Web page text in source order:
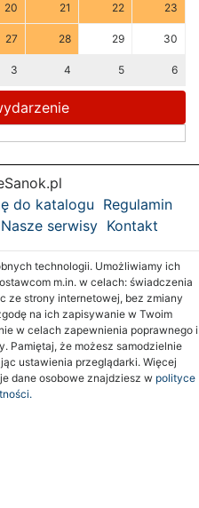
20 21 22 23
27 28 29 30
3 4 5 6
do katalogu Regulamin
Nasze serwisy Kontakt
technologii. Umożliwiamy ich
m.in. w celach: świadczenia
ze strony internetowej, bez zmiany
na ich zapisywanie w Twoim
w celach zapewnienia poprawnego i
Pamiętaj, że możesz samodzielnie
ustawienia przeglądarki. Więcej
dane osobowe znajdziesz w polityce